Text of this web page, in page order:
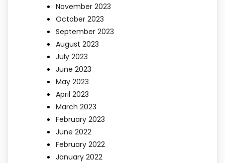
November 2023
October 2023
September 2023
August 2023
July 2023
June 2023
May 2023
April 2023
March 2023
February 2023
June 2022
February 2022
January 2022